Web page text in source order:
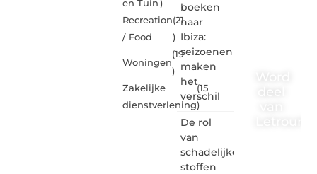
en Tuin )
Recreation
/ Food
(21
)
Woningen
(19
)
Zakelijke
dienstverlening
(15
)
boeken
naar
Ibiza:
seizoenen
maken
het
verschil
De rol
van
schadelijke
stoffen